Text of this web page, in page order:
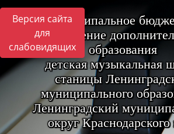
Версия сайта
для
слабовидящих
Муниципальное
учреждение
образования
детская музыкальная
станицы
муниципального
Ленинградский
округ Краснодарского